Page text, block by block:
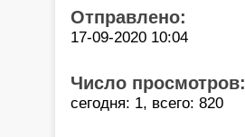
Отправлено:
17-09-2020 10:04
Число просмотров:
сегодня: 1, всего: 820